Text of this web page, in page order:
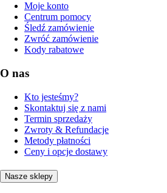
Moje konto
Centrum pomocy
Śledź zamówienie
Zwróć zamówienie
Kody rabatowe
O nas
Kto jesteśmy?
Skontaktuj się z nami
Termin sprzedaży
Zwroty & Refundacje
Metody płatności
Ceny i opcje dostawy
Nasze sklepy